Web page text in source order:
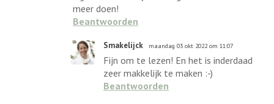
meer doen!
Beantwoorden
Smakelijck maandag 03 okt 2022 om 11:07
Fijn om te lezen! En het is inderdaad
zeer makkelijk te maken :-)
Beantwoorden